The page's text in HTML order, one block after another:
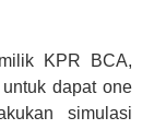
KPR BCA,
dapat one
simulasi